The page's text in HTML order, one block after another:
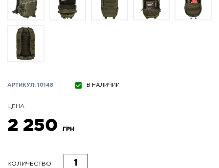
АРТИКУЛ: 10148 В НАЛИЧИИ
ЦЕНА
2 250 ГРН
КОЛИЧЕСТВО